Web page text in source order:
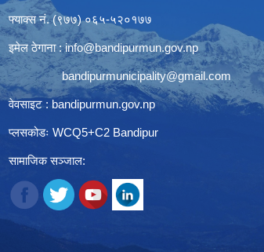
फ्याक्स नं. (९७७) ०६५-५२०१७७
इमेल ठेगाना :info@bandipurmun.gov.np
bandipurmunicipality@gmail.com
वेवसाइट : bandipurmun.gov.np
प्लसकोडः WCQ5+C2 Bandipur
सामाजिक सञ्जाल: